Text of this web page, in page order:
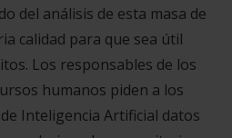
del análisis de esta masa de
calidad para que sea útil
Los responsables de los
humanos piden a los
Inteligencia Artificial datos